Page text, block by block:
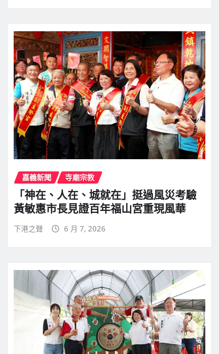
嘉義新聞 寺廟宗教
「神在、人在、城就在」挺過風災考驗
黃敏惠市長見證百年福山宮重現風華
下港之聲 6 月 7, 2026